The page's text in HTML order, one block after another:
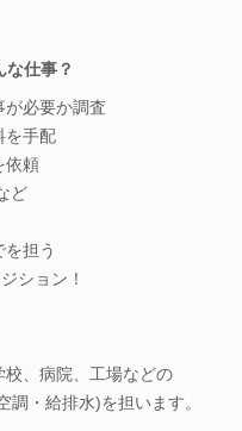
な仕事？
が必要か調査
を手配
依頼
ど
担う
ション！
、病院、工場などの
調・給排水)を担います。